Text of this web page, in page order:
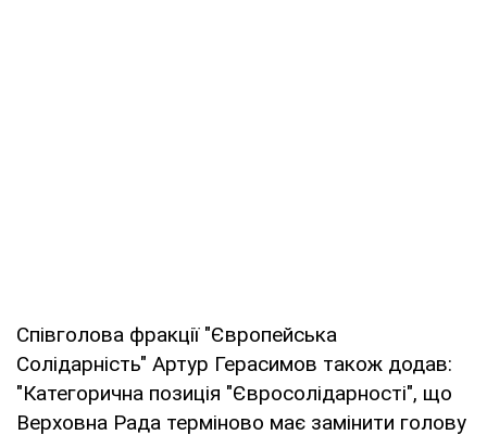
Співголова фракції "Європейська
Солідарність" Артур Герасимов також додав:
"Категорична позиція "Євросолідарності", що
Верховна Рада терміново має замінити голову